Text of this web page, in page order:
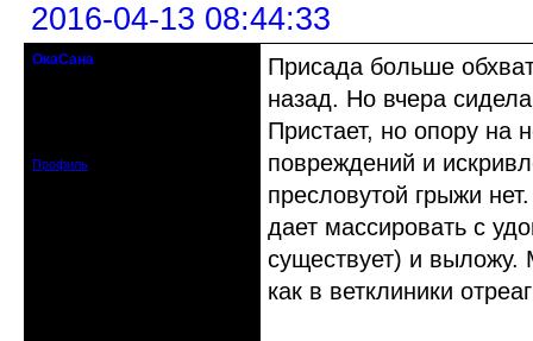
2016-04-13 08:44:33
ОкаСана
Профиль
Присада больше
назад. Но вчера
Пристает, но опору на
повреждений и
пресловутой грыжи
дает массировать с
существует) и выложу.
как в ветклиники